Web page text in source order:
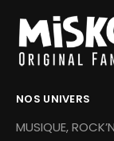
NOS UNIVERS
MUSIQUE,